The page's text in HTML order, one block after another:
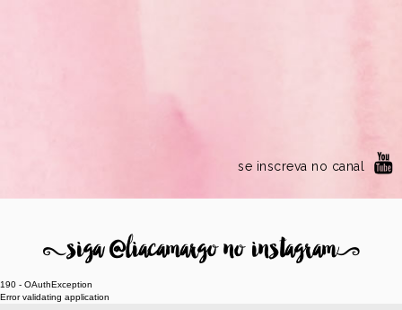
se inscreva no canal
8siga @liacamargo no instagram9
190 - OAuthException
Error validating application